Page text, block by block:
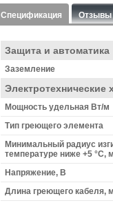
Спецификация Отзывы
Защита и автоматика
Заземление
Электротехнические
Мощность удельная Вт/м
Тип греющего элемента
Минимальный радиус
температуре ниже +5 °С,
Напряжение, В
Длина греющего кабеля,